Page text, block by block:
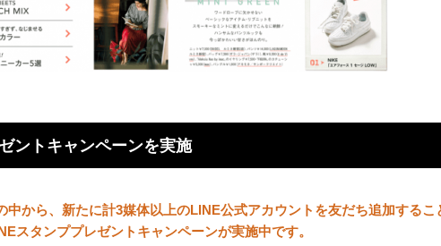
ントキャンペーンを実施
から、新たに計3媒体以上のLINE公式アカウントを友だち追加する
スタンププレゼントキャンペーンが実施中です。